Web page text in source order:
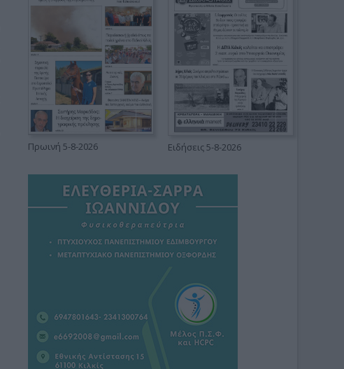
Πρωινή 5-8-2026 Ειδήσεις 5-8-2026